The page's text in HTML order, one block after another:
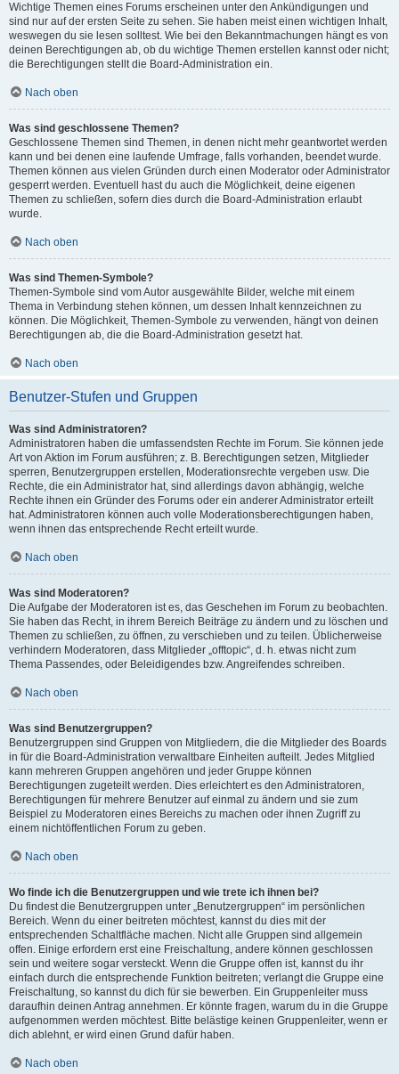
Wichtige Themen eines Forums erscheinen unter den Ankündigungen und
sind nur auf der ersten Seite zu sehen. Sie haben meist einen wichtigen Inhalt,
weswegen du sie lesen solltest. Wie bei den Bekanntmachungen hängt es von
deinen Berechtigungen ab, ob du wichtige Themen erstellen kannst oder nicht;
die Berechtigungen stellt die Board-Administration ein.
Nach oben
Was sind geschlossene Themen?
Geschlossene Themen sind Themen, in denen nicht mehr geantwortet werden
kann und bei denen eine laufende Umfrage, falls vorhanden, beendet wurde.
Themen können aus vielen Gründen durch einen Moderator oder Administrator
gesperrt werden. Eventuell hast du auch die Möglichkeit, deine eigenen
Themen zu schließen, sofern dies durch die Board-Administration erlaubt
wurde.
Nach oben
Was sind Themen-Symbole?
Themen-Symbole sind vom Autor ausgewählte Bilder, welche mit einem
Thema in Verbindung stehen können, um dessen Inhalt kennzeichnen zu
können. Die Möglichkeit, Themen-Symbole zu verwenden, hängt von deinen
Berechtigungen ab, die die Board-Administration gesetzt hat.
Nach oben
Benutzer-Stufen und Gruppen
Was sind Administratoren?
Administratoren haben die umfassendsten Rechte im Forum. Sie können jede
Art von Aktion im Forum ausführen; z. B. Berechtigungen setzen, Mitglieder
sperren, Benutzergruppen erstellen, Moderationsrechte vergeben usw. Die
Rechte, die ein Administrator hat, sind allerdings davon abhängig, welche
Rechte ihnen ein Gründer des Forums oder ein anderer Administrator erteilt
hat. Administratoren können auch volle Moderationsberechtigungen haben,
wenn ihnen das entsprechende Recht erteilt wurde.
Nach oben
Was sind Moderatoren?
Die Aufgabe der Moderatoren ist es, das Geschehen im Forum zu beobachten.
Sie haben das Recht, in ihrem Bereich Beiträge zu ändern und zu löschen und
Themen zu schließen, zu öffnen, zu verschieben und zu teilen. Üblicherweise
verhindern Moderatoren, dass Mitglieder „offtopic“, d. h. etwas nicht zum
Thema Passendes, oder Beleidigendes bzw. Angreifendes schreiben.
Nach oben
Was sind Benutzergruppen?
Benutzergruppen sind Gruppen von Mitgliedern, die die Mitglieder des Boards
in für die Board-Administration verwaltbare Einheiten aufteilt. Jedes Mitglied
kann mehreren Gruppen angehören und jeder Gruppe können
Berechtigungen zugeteilt werden. Dies erleichtert es den Administratoren,
Berechtigungen für mehrere Benutzer auf einmal zu ändern und sie zum
Beispiel zu Moderatoren eines Bereichs zu machen oder ihnen Zugriff zu
einem nichtöffentlichen Forum zu geben.
Nach oben
Wo finde ich die Benutzergruppen und wie trete ich ihnen bei?
Du findest die Benutzergruppen unter „Benutzergruppen“ im persönlichen
Bereich. Wenn du einer beitreten möchtest, kannst du dies mit der
entsprechenden Schaltfläche machen. Nicht alle Gruppen sind allgemein
offen. Einige erfordern erst eine Freischaltung, andere können geschlossen
sein und weitere sogar versteckt. Wenn die Gruppe offen ist, kannst du ihr
einfach durch die entsprechende Funktion beitreten; verlangt die Gruppe eine
Freischaltung, so kannst du dich für sie bewerben. Ein Gruppenleiter muss
daraufhin deinen Antrag annehmen. Er könnte fragen, warum du in die Gruppe
aufgenommen werden möchtest. Bitte belästige keinen Gruppenleiter, wenn er
dich ablehnt, er wird einen Grund dafür haben.
Nach oben